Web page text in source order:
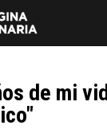
de mi